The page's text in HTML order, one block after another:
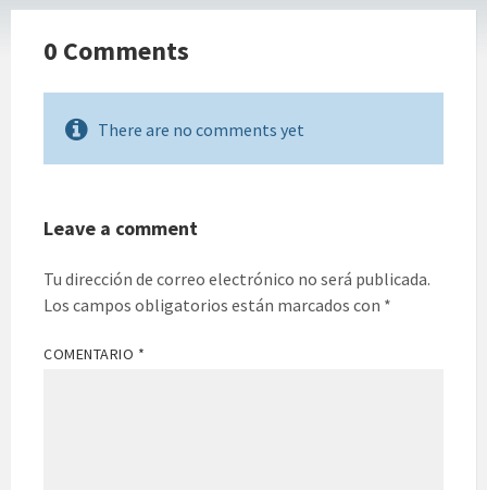
0 Comments
There are no comments yet
Leave a comment
Tu dirección de correo electrónico no será publicada.
Los campos obligatorios están marcados con *
COMENTARIO *